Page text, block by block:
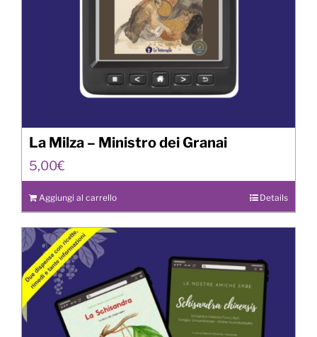
La Milza – Ministro dei Granai
5,00€
Aggiungi al carrello Details